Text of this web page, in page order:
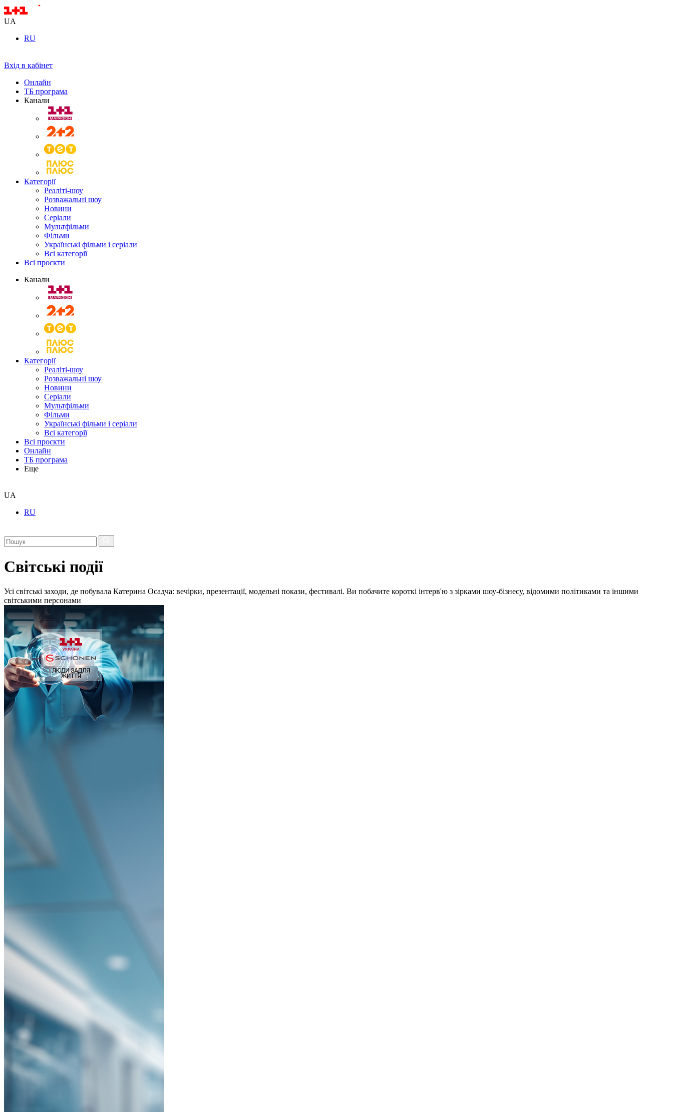
UA
RU
Вхід в кабінет
Онлайн
ТБ програма
Канали
Категорії
Реаліті-шоу
Розважальні шоу
Новини
Серіали
Мультфільми
Фільми
Українські фільми і серіали
Всі категорії
Всі проєкти
Канали
Категорії
Реаліті-шоу
Розважальні шоу
Новини
Серіали
Мультфільми
Фільми
Українські фільми і серіали
Всі категорії
Всі проєкти
Онлайн
ТБ програма
Еще
UA
RU
Світські події
Усі світські заходи, де побувала Катерина Осадча: вечірки, презентації, модельні покази, фестивалі. Ви побачите короткі інтерв'ю з зірками шоу-бізнесу, відомими політиками та іншими
світськими персонами